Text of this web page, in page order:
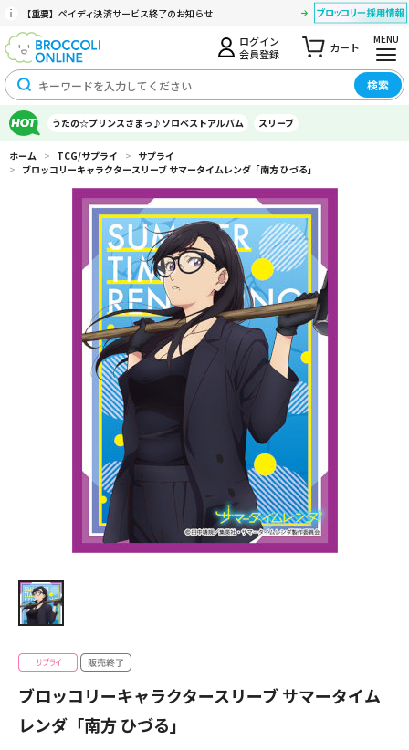
【重要】ペイディ決済サービス終了のお知らせ
ログイン
会員登録
カート
MENU
検索
うたの☆プリンスさまっ♪ソロベストアルバム スリーブ
ホーム > TCG/サプライ > サプライ
> ブロッコリーキャラクタースリーブ サマータイムレンダ「南方 ひづる」
ブロッコリーキャラクタースリーブ サマータイム
レンダ「南方 ひづる」